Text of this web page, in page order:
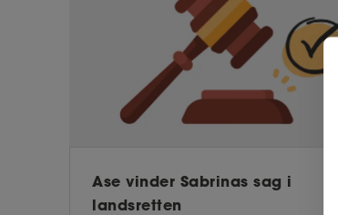
Ase vinder Sabrinas sag i
landsretten